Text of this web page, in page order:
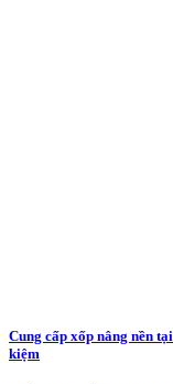
Cung cấp xốp nâng nền
kiệm